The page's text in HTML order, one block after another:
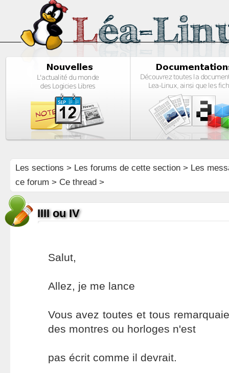
Les sections > Les forums de cette section> Les
ce forum > Ce thread >
IIII ou IV
Salut,
Allez, je me lance
Vous avez toutes et tous
des montres ou horloges n'est
pas écrit comme il devrait.